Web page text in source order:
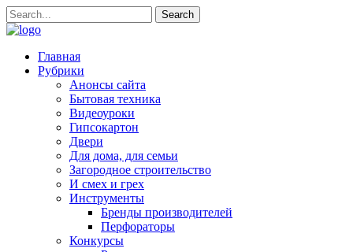
Главная
Рубрики
Анонсы сайта
Бытовая техника
Видеоуроки
Гипсокартон
Двери
Для дома, для семьи
Загородное строительство
И смех и грех
Инструменты
Бренды производителей
Перфораторы
Конкурсы